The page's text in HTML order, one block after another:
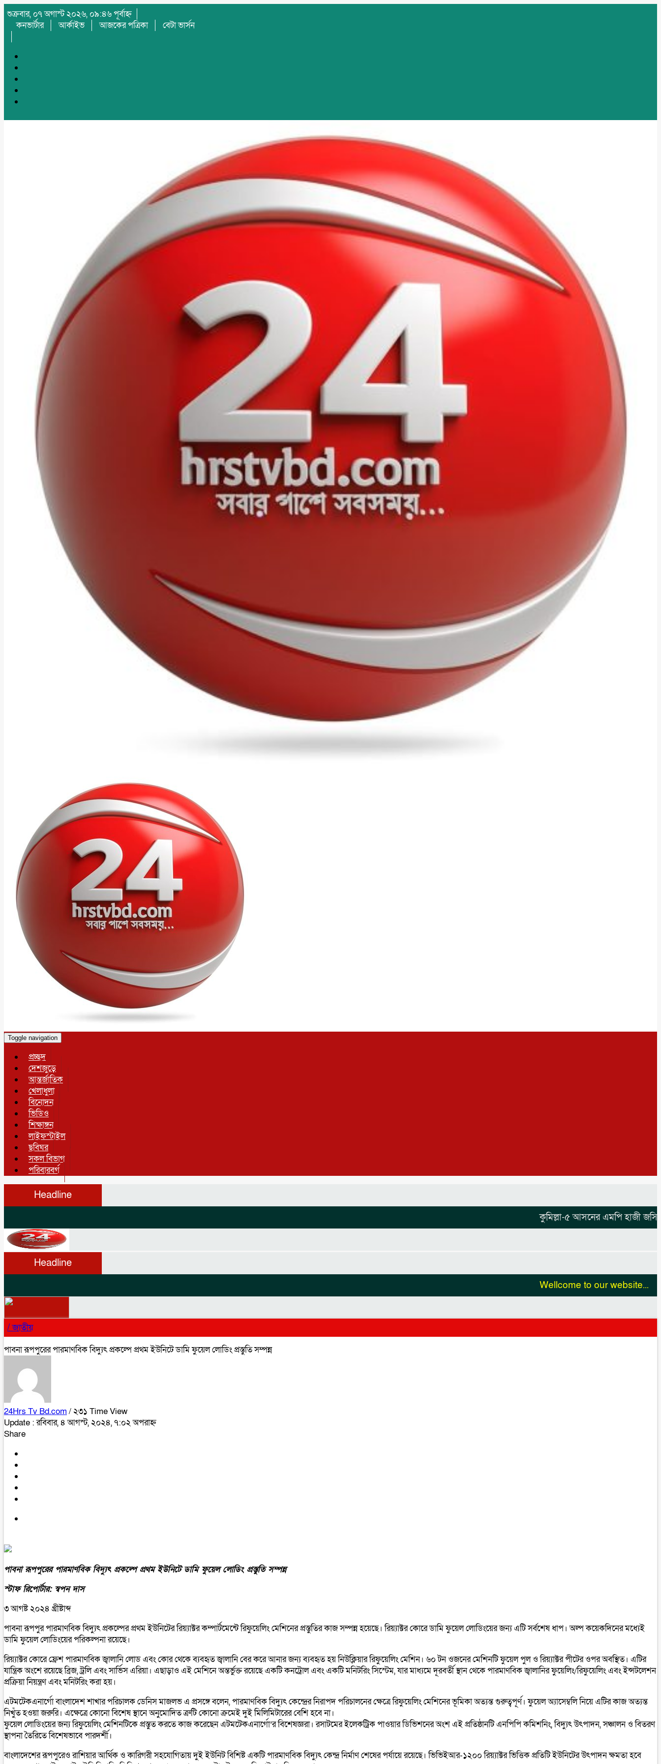
শুক্রবার, ০৭ অগাস্ট ২০২৬, ০৯:৪৬ পূর্বাহ্ন
কনভার্টার
আর্কাইভ আজকের পত্রিকা বেটা ভার্সন
Toggle navigation
প্রচ্ছদ
দেশজুড়ে
আন্তর্জাতিক
খেলাধুলা
বিনোদন
ভিডিও
শিক্ষাঙ্গন
লাইফস্টাইল
ছবিঘর
সকল বিভাগ
পরিবারবর্গ
Headline
কুমিল্লা-৫ আসনের এমপি হাজী জসিম
Headline
Wellcome to our website...
/জাতীয়
পাবনা রূপপুরের পারমাণবিক বিদ্যুৎ প্রকল্পে প্রথম ইউনিটে ডামি ফুয়েল লোডিং প্রস্তুতি সম্পন্ন
24Hrs Tv Bd.com / ২৩১ Time View
Update : রবিবার, ৪ আগস্ট, ২০২৪, ৭:০২ অপরাহ্ন
Share
পাবনা রূপপুরের পারমাণবিক বিদ্যুৎ প্রকল্পে প্রথম ইউনিটে ডামি ফুয়েল লোডিং প্রস্তুতি সম্পন্ন
স্টাফ রিপোর্টার: স্বপন দাস
৩ আগষ্ট ২০২৪ খ্রীষ্টাব্দ
পাবনা রূপপুর পারমাণবিক বিদ্যুৎ প্রকল্পের প্রথম ইউনিটের রিয়্যাক্টর কম্পার্টমেন্টে রিফুয়েলিং মেশিনের প্রস্তুতির কাজ সম্পন্ন হয়েছে। রিয়্যাক্টর কোরে ডামি ফুয়েল লোডিংয়ের জন্য এটি সর্বশেষ ধাপ। অল্প কয়েকদিনের মধ্যেই
ডামি ফুয়েল লোডিংয়ের পরিকল্পনা রয়েছে।
রিয়্যাক্টর কোরে ফ্রেশ পারমাণবিক জ্বালানি লোড এবং কোর থেকে ব্যবহৃত জ্বালানি বের করে আনার জন্য ব্যবহৃত হয় নিউক্লিয়ার রিফুয়েলিং মেশিন। ৬০ টন ওজনের মেশিনটি ফুয়েল পুল ও রিয়্যাক্টর পীটের ওপর অবস্থিত। এটির
যান্ত্রিক অংশে রয়েছে ব্রিজ, ট্রলি এবং সার্ভিস এরিয়া। এছাড়াও এই মেশিনে অন্তর্ভুক্ত রয়েছে একটি কনট্রোল এবং একটি মনিটরিং সিস্টেম, যার মাধ্যমে দূরবর্তী স্থান থেকে পারমাণবিক জ্বালানির ফুয়েলিং/রিফুয়েলিং এবং ইন্সটলেশন
প্রক্রিয়া নিয়ন্ত্রণ এবং মনিটরিং করা হয়।
এটমটেকএনার্গো বাংলাদেশ শাখার পরিচালক ডেনিস মাজলভ এ প্রসঙ্গে বলেন, পারমাণবিক বিদ্যুৎ কেন্দ্রের নিরাপদ পরিচালনের ক্ষেত্রে রিফুয়েলিং মেশিনের ভূমিকা অত্যন্ত গুরুত্বপূর্ণ। ফুয়েল অ্যাসেম্বলি নিয়ে এটির কাজ অত্যন্ত
নিখুঁত হওয়া জরুরি। এক্ষেত্রে কোনো বিশেষ স্থানে অনুমোদিত ত্রুটি কোনো ক্রমেই দুই মিলিমিটারের বেশি হবে না।
ফুয়েল লোডিংয়ের জন্য রিফুয়েলিং মেশিনটিকে প্রস্তুত করতে কাজ করেছেন এটমটেকএনার্গো’র বিশেষজ্ঞরা। রসাটমের ইলেকট্রিক পাওয়ার ডিভিশনের অংশ এই প্রতিষ্ঠানটি এনপিপি কমিশনিং, বিদ্যুৎ উৎপাদন, সঞ্চালন ও বিতরণ
স্থাপনা তৈরিতে বিশেষভাবে পারদর্শী।
বাংলাদেশের রূপপুরেও রাশিয়ার আর্থিক ও কারিগরী সহযোগিতায় দুই ইউনিট বিশিষ্ট একটি পারমাণবিক বিদ্যুৎ কেন্দ্র নির্মাণ শেষের পর্যায়ে রয়েছে। ভিভিইআর-১২০০ রিয়্যাক্টর ভিত্তিক প্রতিটি ইউনিটের উৎপাদন ক্ষমতা হবে